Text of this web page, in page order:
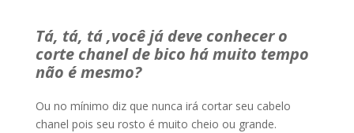
Tá, tá, tá ,você já deve conhecer o
corte chanel de bico há muito tempo
não é mesmo?
Ou no mínimo diz que nunca irá cortar seu cabelo
chanel pois seu rosto é muito cheio ou grande.